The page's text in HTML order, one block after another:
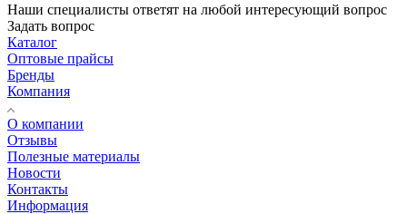
Наши специалисты ответят на любой интересующий вопрос
Задать вопрос
Каталог
Оптовые прайсы
Бренды
Компания
О компании
Отзывы
Полезные материалы
Новости
Контакты
Информация